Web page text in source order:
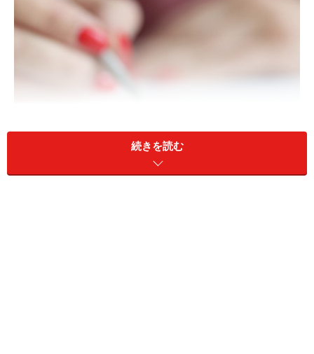
続きを読む